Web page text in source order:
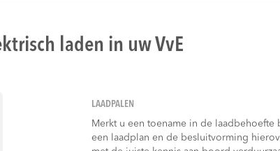
laden in uw VvE
LAADPALEN
Merkt u een toename in de laadbehoefte
een laadplan en de besluitvorming